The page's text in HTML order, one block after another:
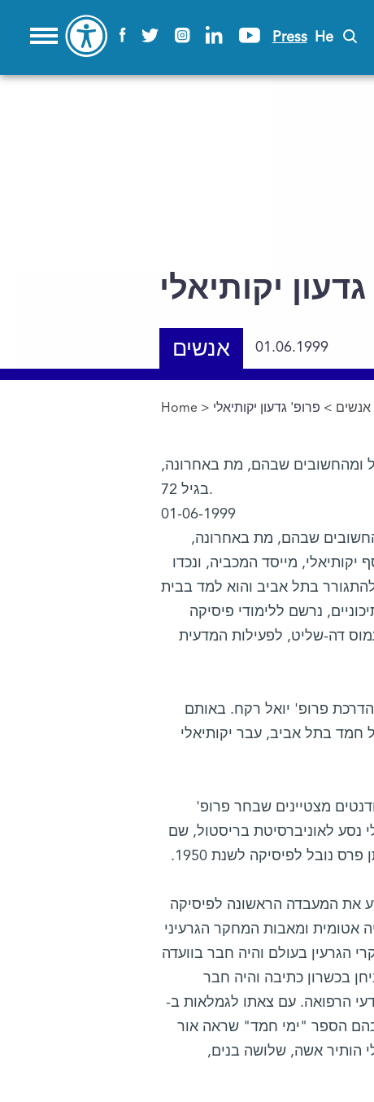
Press He
יקותיאלי
אנשים 01.06.1999
You are here
Home > אנשים > פרופ' גדעון יקותיאלי
ומהחשובים שבהם, מת באחרונה,
בגיל 72.
01-06-1999
שבהם, מת באחרונה,
ב- 1962, בן ליהודית וליוסף יקותיאלי, מייסד המכביה, ונכדו
בתל אביב והוא למד בבית
נרשם ללימודי פיסיקה
ללימודים, עמוס דה-שליט, לפעילות המדעית
פרופ' יואל רקח. באותם
חמד בתל אביב, עבר יקותיאלי
והיה אחד משישה סטודנטים מצטיינים שבחר פרופ'
נסע לאוניברסיטת בריסטול, שם
נובל לפיסיקה לשנת 1950.
למדע את המעבדה הראשונה לפיסיקה
אטומית ומאבות המחקר הגרעיני
הגרעין בעולם והיה חבר בוועדה
בכשרון כתיבה והיה חבר
הרפואה. עם צאתו לגמלאות ב-
בהם הספר "ימי חמד" שראה אור
הותיר אשה, שלושה בנים,